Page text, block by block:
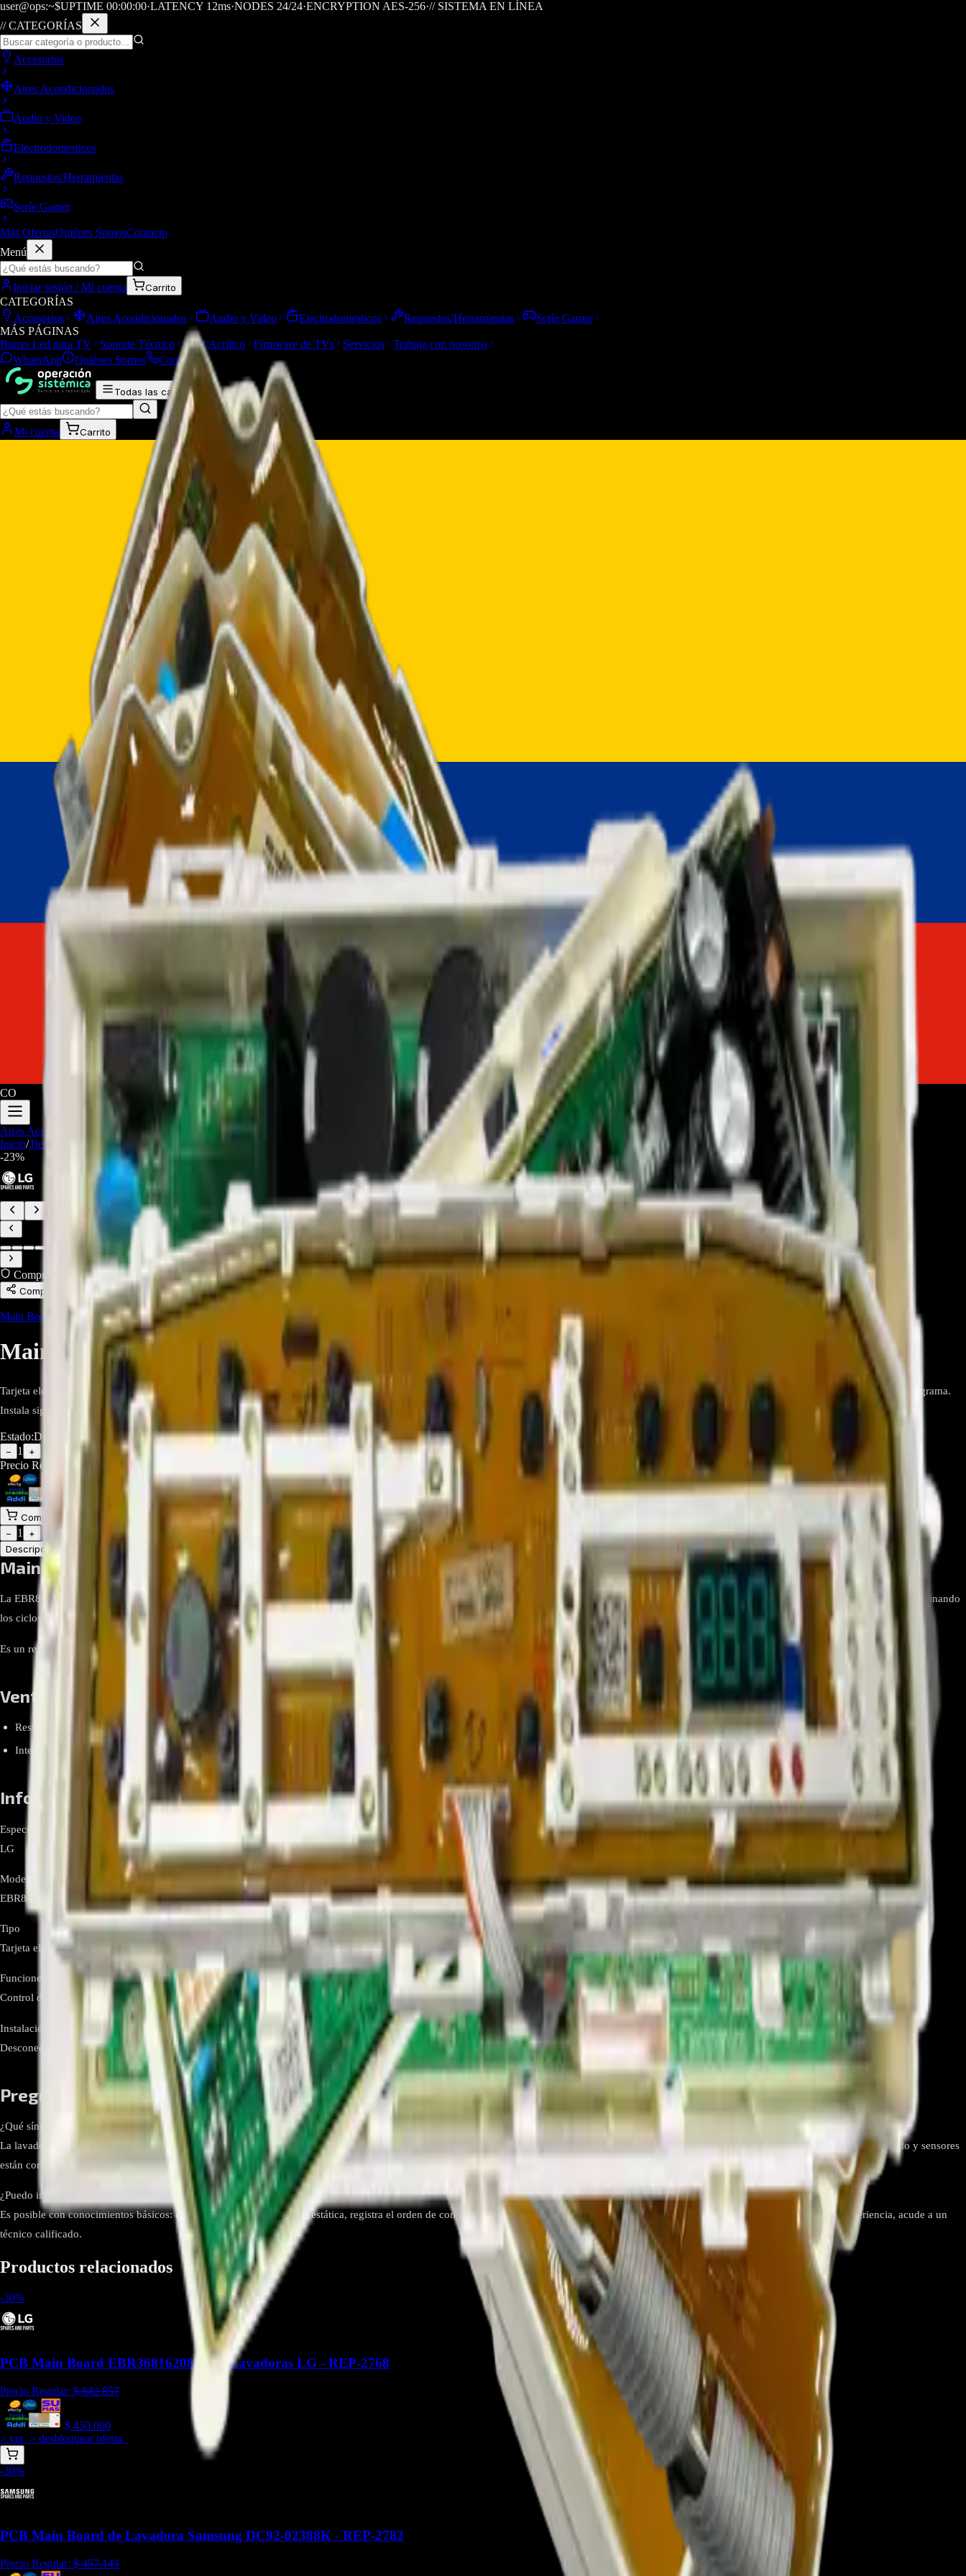
user@ops:~$UPTIME 00:00:00·LATENCY 12ms·NODES 24/24·ENCRYPTION AES-256·// SISTEMA EN LÍNEA
// CATEGORÍAS
Accesorios
Aires Acondicionados
Audio y Video
Electrodomesticos
Repuestos/Herramientas
Seríe Gamer
Más OfertasQuiénes SomosContacto
Menú
Iniciar sesión / Mi cuenta Carrito
CATEGORÍAS
Accesorios
Aires Acondicionados Audio y Video Electrodomesticos Repuestos/Herramientas
Seríe Gamer
MÁS PÁGINAS
Barras Led para TV
Soporte Técnico LGP/Acrilico Firmware de TVs Servicios
Trabaja con nosotros
WhatsApp
Quiénes Somos Contacto
Todas las categorías
Mi cuenta Carrito
CO
Aires Acondicionados Audio y Video Electrodomesticos Repuestos/Herramientas Barras Led para TVSoporte Técnico LGP/Acrilico Firmware de TVs
Trabaja con nosotros
Inicio/Tienda
Main Board EBR81846604 para lavadora LG - REP-2154
-23%
Compra Protegida
Compartir
Main Board Repuestos Línea Blanca,Repuestos para Lavadoras, Repuestos/Herramientas
Main Board EBR81846604 para lavadora LG - REP-2154
Tarjeta electrónica PCB Assembly EBR81846604 para lavadora LG WF-CL700DI. Controla motor, bombas, válvulas y seguridad del ciclo. Repuesto OEM para resolver fallas de encendido o errores de programa.
Instala siguiendo el diagrama y valida compatibilidad por número de modelo.
Estado:Disponible
− 1 +
Precio Regular:
Comprar en línea Comprar y Recoger
−
1
+
Descripción
Main Board EBR81846604 para lavadora LG WF-CL700DI
La EBR81846604 es la tarjeta electrónica (PCB/control board) asociada al modelo de lavadora LG WF-CL700DI. Gestiona funciones clave como entrada de agua, motor, bombas y señales de sensores, coordinando
los ciclos de lavado y seguridad del equipo. Su identificación aparece en listados de repuestos específicos para este modelo.
Es un repuesto OEM/compatible indicado para la WF-CL700DI se recomienda confirmar siempre por número de modelo completo y diagrama de partes antes de comprar o instalar.
Ventajas y beneficios
Restaura el control de la lavadora cuando la tarjeta original falla (errores, ciclos que no inician o se detienen).
Integra conectores y relés necesarios para operar válvulas, motor y sensores del sistema.
Información relevante
Especificación Detalle Marca
LG
Modelo
EBR81846604 (PCB Assembly / Control Board)
Tipo
Tarjeta electrónica principal de lavadora (main/control PCB)
Funciones
Control de motores/relés, válvulas de agua, bombas, sensores y lógica de seguridad/ciclo.
Instalación
Desconectar el equipo, descargar estática, documentar conectores, retirar panel y sustituir PCB siguiendo guías de reemplazo de main board para lavadoras LG.
Preguntas frecuentes
¿Qué síntomas indican falla de la PCB en la WF-CL700DI?
La lavadora no enciende, ciclos que no inician o se detienen, errores recurrentes, o funciones como llenado/centrifugado que no responden. Un reemplazo de la main board suele resolverlo si el cableado y sensores
están correctos.
¿Puedo instalarla yo mismo?
Es posible con conocimientos básicos: desconecta el equipo, elimina estática, registra el orden de conectores y sigue una guía de reemplazo de main board para lavadoras LG. Si no tienes experiencia, acude a un
técnico calificado.
Productos relacionados
-30%
PCB Main Board EBR36816208 para Lavadoras LG - REP-2768
Precio Regular: $642.857
$ 450.000
> ver_ > desbloquear oferta_
-30%
PCB Main Board de Lavadora Samsung DC92-02388K - REP-2782
Precio Regular: $457.143